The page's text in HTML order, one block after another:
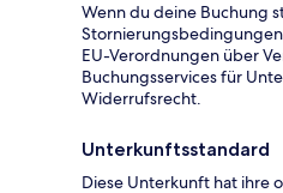
Wenn du deine Buchung
EU-Verordnungen über
Buchungsservices für
Widerrufsrecht.
Unterkunftsstandard
Diese Unterkunft hat ihre